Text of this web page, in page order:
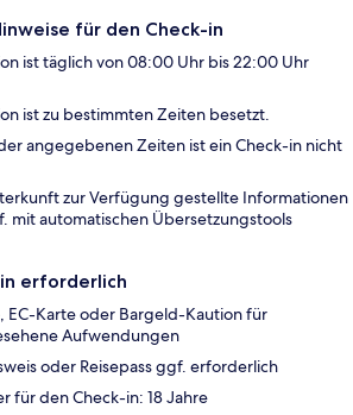
für den Check-in
ist täglich von 08:00 Uhr bis 22:00 Uhr
ist zu bestimmten Zeiten besetzt.
angegebenen Zeiten ist ein Check-in nicht
zur Verfügung gestellte Informationen
mit automatischen Übersetzungstools
erforderlich
EC-Karte oder Bargeld-Kaution für
Aufwendungen
oder Reisepass ggf. erforderlich
für den Check-in: 18 Jahre